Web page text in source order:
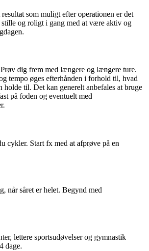
som muligt efter operationen er det
og roligt i gang med at være aktiv og
dig frem med længere og længere ture.
tempo øges efterhånden i forhold til, hvad
til. Det kan generelt anbefales at bruge
på foden og eventuelt med
cykler. Start fx med at afprøve på en
når såret er helet. Begynd med
lettere sportsudøvelser og gymnastik
dage.